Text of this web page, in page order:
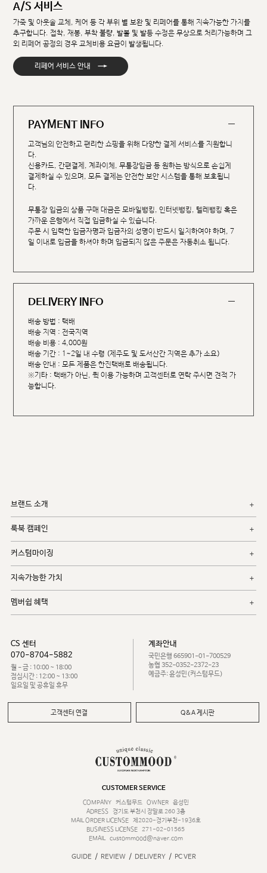
A/S 서비스
가죽 및 아웃솔 교체, 케어 등 각 부위 별 보완 및 리페어를 통해 지속가능한 가치를
추구합니다. 접착, 재봉, 부착 불량, 발볼 및 발등 수정은 무상으로 처리가능하며 그
외 리페어 공정의 경우 교체비용 요금이 발생됩니다.
리페어 서비스 안내 →
PAYMENT INFO
고객님의 안전하고 편리한 쇼핑을 위해 다양한 결제 서비스를 지원합니
다.
신용카드, 간편결제, 계좌이체, 무통장입금 등 원하는 방식으로 손쉽게
결제하실 수 있으며, 모든 결제는 안전한 보안 시스템을 통해 보호됩니
다.
무통장 입금의 상품 구매 대금은 모바일뱅킹, 인터넷뱅킹, 텔레뱅킹 혹은
가까운 은행에서 직접 입금하실 수 있습니다.
주문 시 입력한 입금자명과 입금자의 성명이 반드시 일치하여야 하며, 7
일 이내로 입금을 하셔야 하며 입금되지 않은 주문은 자동취소 됩니다.
DELIVERY INFO
배송 방법 : 택배
배송 지역 : 전국지역
배송 비용 : 4,000원
배송 기간 : 1~2일 내 수령 (제주도 및 도서산간 지역은 추가 소요)
배송 안내 : 모든 제품은 한진택배로 배송됩니다.
※기타 : 택배가 아닌, 퀵 이용 가능하며 고객센터로 연락 주시면 견적 가
능합니다.
브랜드 소개
룩북 캠페인
커스텀마이징
지속가능한 가치
멤버쉽 혜택
CS 센터
070-8704-5882
월 - 금 : 10:00 ~ 18:00
점심시간 : 12:00 ~ 13:00
일요일 및 공휴일 휴무
계좌안내
국민은행 665901-01-700529
농협 352-0352-2372-23
예금주: 윤성민(커스텀무드)
고객센터 연결 Q&A 게시판
CUSTOMER SERVICE
COMPANY
커스텀무드 OWNER
윤성민
ADRESS
경기도 부천시 장말로 260 3층
MAIL ORDER LICENSE
제2020-경기부천-1936호
BUSINESS LICENSE 271-02-01565
EMAIL
custommood@naver.com
GUIDE / REVIEW / DELIVERY / PC VER